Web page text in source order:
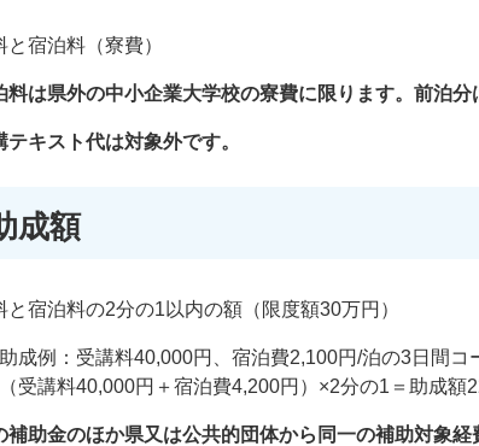
と宿泊料（寮費）
は県外の中小企業大学校の寮費に限ります。前泊分
キスト代は対象外です。
成額
と宿泊料の2分の1以内の額（限度額30万円）
助成例：受講料40,000円、宿泊費2,100円/泊の3日間コ
（受講料40,000円＋宿泊費4,200円）×2分の1＝助成額
助金のほか県又は公共的団体から同一の補助対象経